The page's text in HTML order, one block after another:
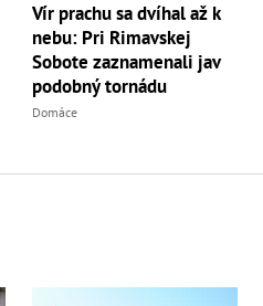
Vír prachu sa dvíhal až k
nebu: Pri Rimavskej
Sobote zaznamenali jav
podobný tornádu
Domáce